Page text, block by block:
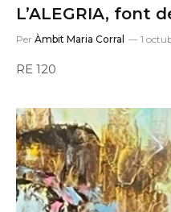
L’ALEGRIA, font
Per Àmbit Maria Corral 1
RE 120